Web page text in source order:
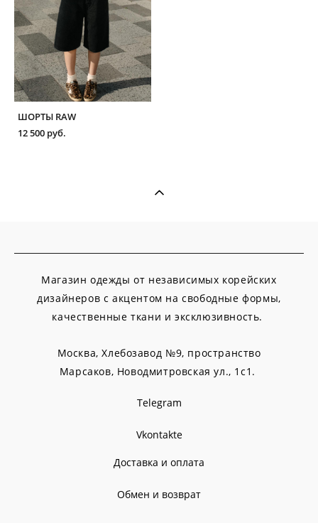
ШОРТЫ RAW
12 500 pуб.
Магазин одежды от независимых корейских
дизайнеров с акцентом на свободные формы,
качественные ткани и эксклюзивность.
Москва, Хлебозавод №9, пространство
Марсаков, Новодмитровская ул., 1с1.
Telegram
Vkontakte
Доставка и оплата
Обмен и возврат